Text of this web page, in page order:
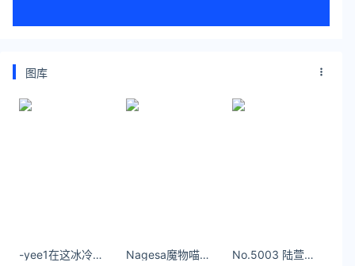
近日，由URAYAHA制作并发行的第一人称恋爱向
别好评，好评率99%。【魅魔的游戏】是一款模拟
恋爱类真人互动影像作品。在梦境中，你被问道一
图库
-yee1在这冰冷的夜走在那无人的街，任凭寒风凛冽。 Nagesa魔物喵拍的照片一直都很精美 No.5003 陆萱萱遇见你不可惜，遇见过你才可惜。